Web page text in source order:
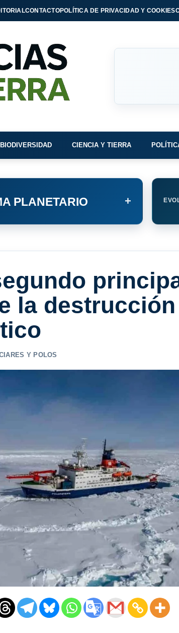
CONTACTOPOLÍTICA DE PRIVACIDAD Y COOKIES
CIENCIA Y TIERRA
PLANETARIO +
la
Y POLOS